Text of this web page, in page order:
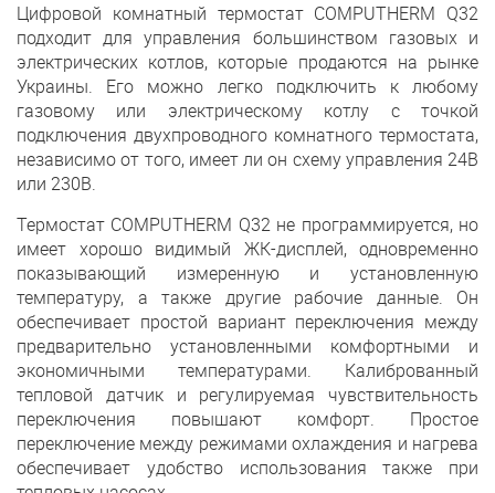
Цифровой комнатный термостат COMPUTHERM Q32
подходит для управления большинством газовых и
электрических котлов, которые продаются на рынке
Украины. Его можно легко подключить к любому
газовому или электрическому котлу с точкой
подключения двухпроводного комнатного термостата,
независимо от того, имеет ли он схему управления 24В
или 230В.
Термостат COMPUTHERM Q32 не программируется, но
имеет хорошо видимый ЖК-дисплей, одновременно
показывающий измеренную и установленную
температуру, а также другие рабочие данные. Он
обеспечивает простой вариант переключения между
предварительно установленными комфортными и
экономичными температурами. Калиброванный
тепловой датчик и регулируемая чувствительность
переключения повышают комфорт. Простое
переключение между режимами охлаждения и нагрева
обеспечивает удобство использования также при